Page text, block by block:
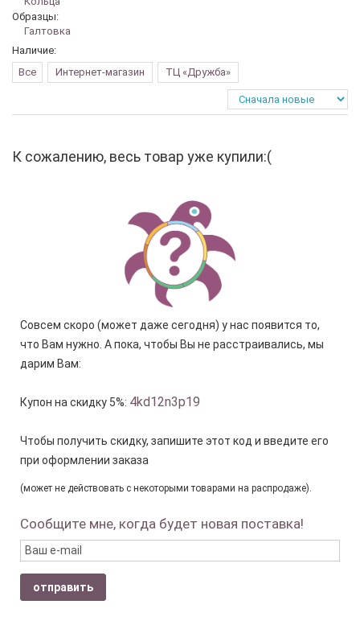
Образцы:
Галтовка
Наличие:
Все
Интернет-магазин ТЦ «Дружба»
К сожалению, весь товар уже купили:(
Совсем скоро (может даже сегодня) у нас появится то,
что Вам нужно. А пока, чтобы Вы не расстраивались, мы
дарим Вам:
Купон на скидку 5%: 4kd12n3p19
Чтобы получить скидку, запишите этот код и введите его
при оформлении заказа
(может не действовать с некоторыми товарами на распродаже).
Сообщите мне, когда будет новая поставка!
отправить